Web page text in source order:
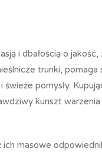
i dbałością o
trunki,
pomysły.
kunszt
masowe